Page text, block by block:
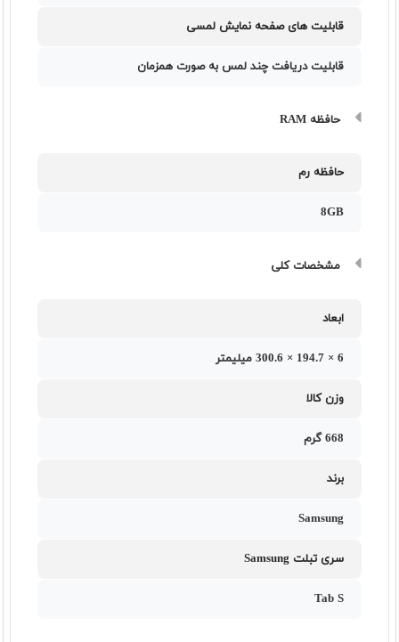
قابلیت های صفحه نمایش لمسی
قابلیت دریافت چند لمس به صورت همزمان
حافظه RAM
حافظه رم
8GB
مشخصات کلی
ابعاد
6 × 194.7 × 300.6 میلیمتر
وزن کالا
668 گرم
برند
Samsung
سری تبلت Samsung
Tab S